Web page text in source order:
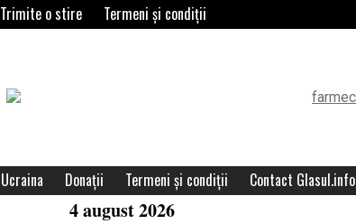
Trimite o stire Termeni și condiții
Header
Area
Ucraina Donații Termeni și condiții Contact Glasul.info
4 august 2026